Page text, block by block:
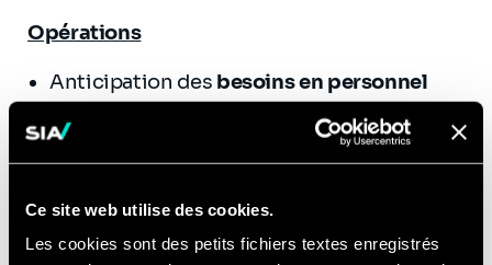
Ce site web utilise des cookies.
Les cookies sont des petits fichiers textes enregistrés
Opérations
Anticipation des besoins en personnel
productivité
(l’automatisation libère du temps aux
agents et permet ainsi des optimisations
opérationnelles)
Gestion des infrastructures